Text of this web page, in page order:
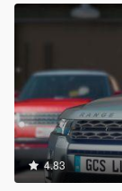
4.83